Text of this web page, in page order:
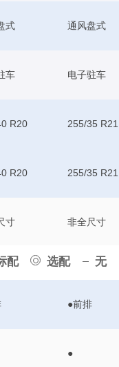
配 选配 无
式 通风盘式
车 电子驻车
R20 255/35 R21
R20 255/35 R21
寸 非全尺寸
●前排
●